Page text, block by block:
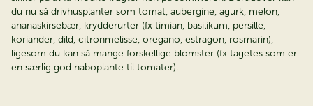
du nu så drivhusplanter som tomat, aubergine, agurk, melon,
ananaskirsebær, krydderurter (fx timian, basilikum, persille,
koriander, dild, citronmelisse, oregano, estragon, rosmarin),
ligesom du kan så mange forskellige blomster (fx tagetes som er
en særlig god naboplante til tomater).